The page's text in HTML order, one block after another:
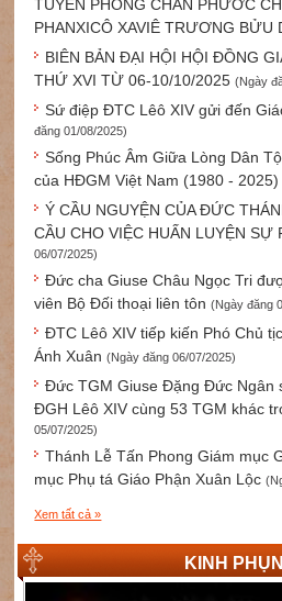
TUYÊN PHONG CHÂN PHƯỚC
PHANXICÔ XAVIÊ TRƯƠNG BỬU
BIÊN BẢN ĐẠI HỘI HỘI ĐỒNG
THỨ XVI TỪ 06-10/10/2025(Ngày
Sứ điệp ĐTC Lêô XIV gửi đến
đăng 01/08/2025)
Sống Phúc Âm Giữa Lòng Dân
của HĐGM Việt Nam (1980 -
Ý CẦU NGUYỆN CỦA ĐỨC
CẦU CHO VIỆC HUẤN LUYỆN
06/07/2025)
Đức cha Giuse Châu Ngọc Tri
viên Bộ Đối thoại liên tôn(Ngày đăng
ĐTC Lêô XIV tiếp kiến Phó Chủ
Ánh Xuân(Ngày đăng 06/07/2025)
Đức TGM Giuse Đặng Đức Ngân
ĐGH Lêô XIV cùng 53 TGM khác
05/07/2025)
Thánh Lễ Tấn Phong Giám mục
mục Phụ tá Giáo Phận Xuân Lộc
Xem tất cả »
KINH